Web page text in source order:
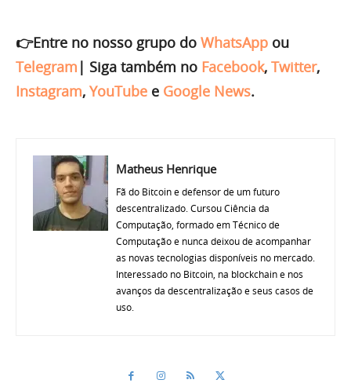
👉Entre no nosso grupo do WhatsApp ou
Telegram | Siga também no Facebook, Twitter,
Instagram, YouTube e Google News.
Matheus Henrique
Fã do Bitcoin e defensor de um futuro
descentralizado. Cursou Ciência da
Computação, formado em Técnico de
Computação e nunca deixou de acompanhar
as novas tecnologias disponíveis no mercado.
Interessado no Bitcoin, na blockchain e nos
avanços da descentralização e seus casos de
uso.